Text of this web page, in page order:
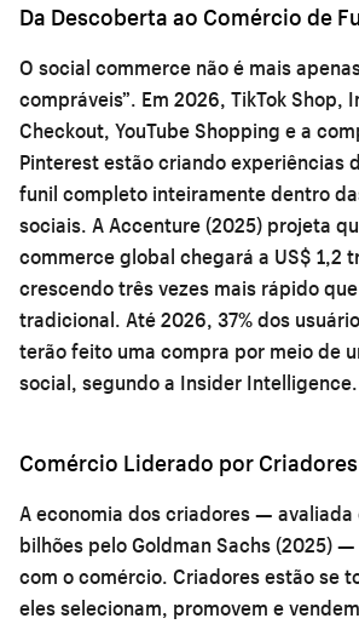
Da Descoberta ao Comércio de
O social commerce não é mais
compráveis”. Em 2026, TikTok Shop,
Checkout, YouTube Shopping e a
Pinterest estão criando experiências
funil completo inteiramente dentro
sociais. A Accenture (2025) projeta
commerce global chegará a US$ 1,2
crescendo três vezes mais rápido
tradicional. Até 2026, 37% dos
terão feito uma compra por meio de
social, segundo a Insider Intelligence.
Comércio Liderado por Criadores
A economia dos criadores — avaliada
bilhões pelo Goldman Sachs (2025)
com o comércio. Criadores estão se
eles selecionam, promovem e